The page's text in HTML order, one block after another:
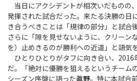
当日にアクシデントが相次いだものの
発揮された試合だった。来たる決勝の日
き合うべきことは「規律の部分」と試合
さらに「隙を見せないように、クリーン
を）止めきるのが勝利への近道」と語気
ひとりひとりがタフに向き合い、2016
だ。「絶対に優勝を狙えるというチーム
シーズン序盤に語った眞野。特に本試合